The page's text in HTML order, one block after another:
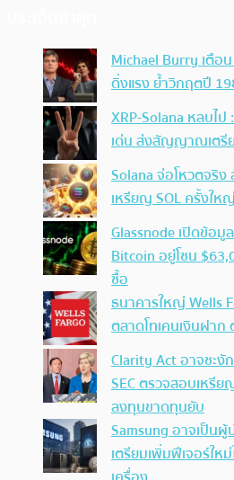
Michael Burry เตือ
ดิ่งแรง ย้ำวิกฤตปี
XRP-Solana หลบไ
เด่น ส่งสัญญาณเตรี
Solana จ่อโหวตจริ
เหรียญ SOL ครั้งใหญ่
Glassnode เปิดข้อ
Bitcoin อยู่โซน
ซื้อ
ธนาคารใหญ่ Wells
ตลาดโทเคนเงินฝาก
Clarity Act อาจชะงั
SEC ตรวจสอบเหรี
ลงทุนขาดทุนยับ
Samsung อาจเป็น
เตรียมเพิ่มฟีเจอร์ให